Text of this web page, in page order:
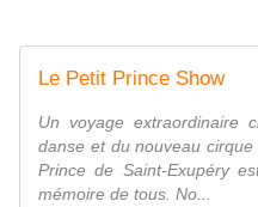
Le Petit Prince Show
Un voyage extraordinaire
danse et du nouveau
Prince de Saint-Exupéry
mémoire de tous. No...